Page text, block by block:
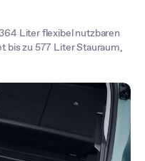
sorgt für die
Klängen erfüllt*.
Liter flexibel nutzbaren
bis zu 577 Liter Stauraum,